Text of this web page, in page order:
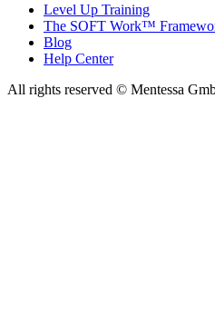
Level Up Training
The SOFT Work™
Blog
Help Center
All rights reserved © Mentessa